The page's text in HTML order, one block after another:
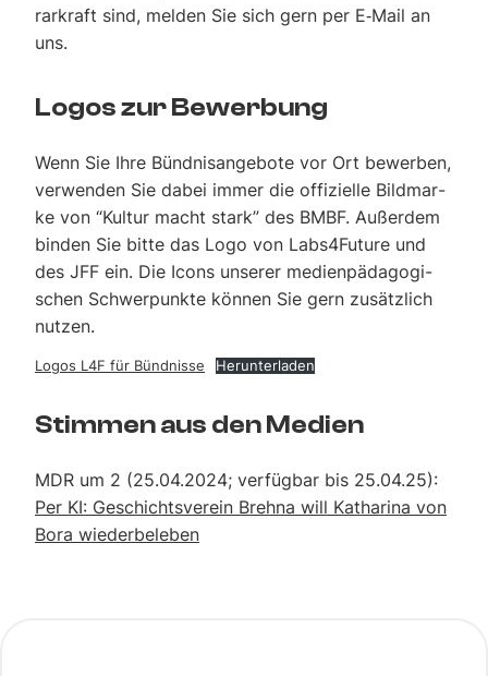
rar­kraft sind, mel­den Sie sich gern per E‑Mail an
uns.
Logos zur Bewer­bung
Wenn Sie Ihre Bünd­nis­an­ge­bo­te vor Ort bewer­ben,
ver­wen­den Sie dabei immer die offi­zi­el­le Bild­mar­
ke von “Kul­tur macht stark” des BMBF. Außer­dem
bin­den Sie bit­te das Logo von Labs4Future und
des JFF ein. Die Icons unse­rer medi­en­päd­ago­gi­
schen Schwer­punk­te kön­nen Sie gern zusätz­lich
nut­zen.
Logos L4F für Bündnisse Her­un­ter­la­den
Stim­men aus den Medi­en
MDR um 2 (25.04.2024; ver­füg­bar bis 25.04.25):
Per KI: Geschichts­ver­ein Breh­na will Katha­ri­na von
Bora wie­der­be­le­ben